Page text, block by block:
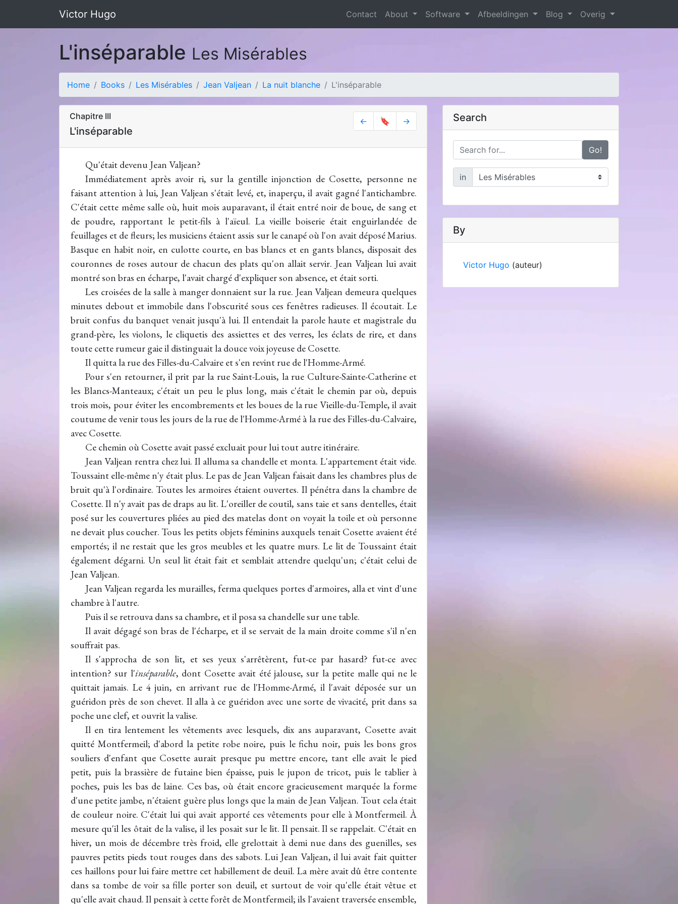
Victor Hugo Contact About Software Afbeeldingen Blog Overig
L'inséparable Les Misérables
Home Books Les Misérables Jean Valjean La nuit blanche L'inséparable
← 🔖 →
Chapitre III
L'inséparable
Qu'était devenu Jean Valjean?
Immédiatement après avoir ri, sur la gentille injonction de Cosette, personne ne
faisant attention à lui, Jean Valjean s'était levé, et, inaperçu, il avait gagné l'antichambre.
C'était cette même salle où, huit mois auparavant, il était entré noir de boue, de sang et
de poudre, rapportant le petit-fils à l'aïeul. La vieille boiserie était enguirlandée de
feuillages et de fleurs; les musiciens étaient assis sur le canapé où l'on avait déposé Marius.
Basque en habit noir, en culotte courte, en bas blancs et en gants blancs, disposait des
couronnes de roses autour de chacun des plats qu'on allait servir. Jean Valjean lui avait
montré son bras en écharpe, l'avait chargé d'expliquer son absence, et était sorti.
Les croisées de la salle à manger donnaient sur la rue. Jean Valjean demeura quelques
minutes debout et immobile dans l'obscurité sous ces fenêtres radieuses. Il écoutait. Le
bruit confus du banquet venait jusqu'à lui. Il entendait la parole haute et magistrale du
grand-père, les violons, le cliquetis des assiettes et des verres, les éclats de rire, et dans
toute cette rumeur gaie il distinguait la douce voix joyeuse de Cosette.
Il quitta la rue des Filles-du-Calvaire et s'en revint rue de l'Homme-Armé.
Pour s'en retourner, il prit par la rue Saint-Louis, la rue Culture-Sainte-Catherine et
les Blancs-Manteaux; c'était un peu le plus long, mais c'était le chemin par où, depuis
trois mois, pour éviter les encombrements et les boues de la rue Vieille-du-Temple, il avait
coutume de venir tous les jours de la rue de l'Homme-Armé à la rue des Filles-du-Calvaire,
avec Cosette.
Ce chemin où Cosette avait passé excluait pour lui tout autre itinéraire.
Jean Valjean rentra chez lui. Il alluma sa chandelle et monta. L'appartement était vide.
Toussaint elle-même n'y était plus. Le pas de Jean Valjean faisait dans les chambres plus de
bruit qu'à l'ordinaire. Toutes les armoires étaient ouvertes. Il pénétra dans la chambre de
Cosette. Il n'y avait pas de draps au lit. L'oreiller de coutil, sans taie et sans dentelles, était
posé sur les couvertures pliées au pied des matelas dont on voyait la toile et où personne
ne devait plus coucher. Tous les petits objets féminins auxquels tenait Cosette avaient été
emportés; il ne restait que les gros meubles et les quatre murs. Le lit de Toussaint était
également dégarni. Un seul lit était fait et semblait attendre quelqu'un; c'était celui de
Jean Valjean.
Jean Valjean regarda les murailles, ferma quelques portes d'armoires, alla et vint d'une
chambre à l'autre.
Puis il se retrouva dans sa chambre, et il posa sa chandelle sur une table.
Il avait dégagé son bras de l'écharpe, et il se servait de la main droite comme s'il n'en
souffrait pas.
Il s'approcha de son lit, et ses yeux s'arrêtèrent, fut-ce par hasard? fut-ce avec
intention? sur l'inséparable, dont Cosette avait été jalouse, sur la petite malle qui ne le
quittait jamais. Le 4 juin, en arrivant rue de l'Homme-Armé, il l'avait déposée sur un
guéridon près de son chevet. Il alla à ce guéridon avec une sorte de vivacité, prit dans sa
poche une clef, et ouvrit la valise.
Il en tira lentement les vêtements avec lesquels, dix ans auparavant, Cosette avait
quitté Montfermeil; d'abord la petite robe noire, puis le fichu noir, puis les bons gros
souliers d'enfant que Cosette aurait presque pu mettre encore, tant elle avait le pied
petit, puis la brassière de futaine bien épaisse, puis le jupon de tricot, puis le tablier à
poches, puis les bas de laine. Ces bas, où était encore gracieusement marquée la forme
d'une petite jambe, n'étaient guère plus longs que la main de Jean Valjean. Tout cela était
de couleur noire. C'était lui qui avait apporté ces vêtements pour elle à Montfermeil. À
mesure qu'il les ôtait de la valise, il les posait sur le lit. Il pensait. Il se rappelait. C'était en
hiver, un mois de décembre très froid, elle grelottait à demi nue dans des guenilles, ses
pauvres petits pieds tout rouges dans des sabots. Lui Jean Valjean, il lui avait fait quitter
ces haillons pour lui faire mettre cet habillement de deuil. La mère avait dû être contente
dans sa tombe de voir sa fille porter son deuil, et surtout de voir qu'elle était vêtue et
qu'elle avait chaud. Il pensait à cette forêt de Montfermeil; ils l'avaient traversée ensemble,
Search
Go!
in
By
Victor Hugo (auteur)